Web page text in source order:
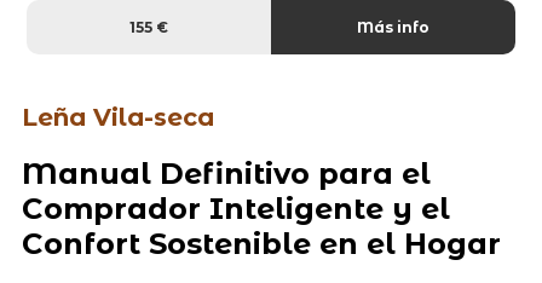
155 € Más info
Leña Vila-seca
Manual Definitivo para el
Comprador Inteligente y el
Confort Sostenible en el Hogar